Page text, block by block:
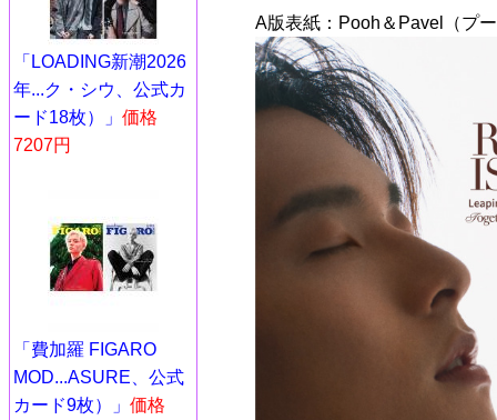
「LOADING新潮2026
年...ク・シウ、公式カ
ード18枚）」 価格
7207円
「費加羅 FIGARO
MOD...ASURE、公式
カード9枚）」 価格
A版表紙：Pooh＆Pavel（プ